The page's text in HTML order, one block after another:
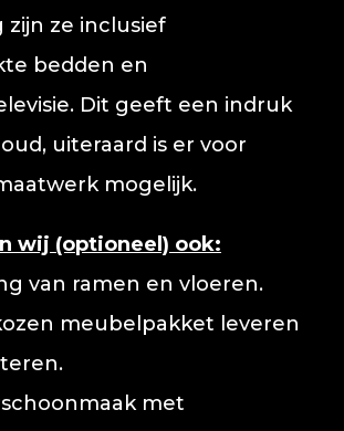
ze inclusief
bedden en
Dit geeft een indruk
uiteraard is er voor
mogelijk.
wij (optioneel) ook:
van ramen en vloeren.
meubelpakket leveren
met